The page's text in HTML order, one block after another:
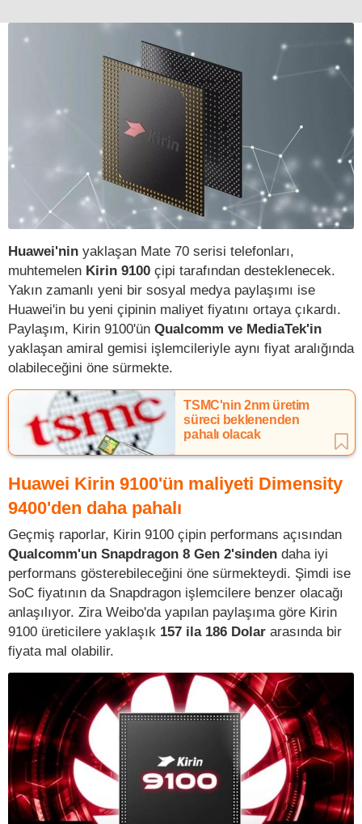
Huawei'nin yaklaşan Mate 70 serisi telefonları,
muhtemelen Kirin 9100 çipi tarafından desteklenecek.
Yakın zamanlı yeni bir sosyal medya paylaşımı ise
Huawei'in bu yeni çipinin maliyet fiyatını ortaya çıkardı.
Paylaşım, Kirin 9100'ün Qualcomm ve MediaTek'in
yaklaşan amiral gemisi işlemcileriyle aynı fiyat aralığında
olabileceğini öne sürmekte.
TSMC'nin 2nm üretim
süreci beklenenden
pahalı olacak
Huawei Kirin 9100'ün maliyeti Dimensity
9400'den daha pahalı
Geçmiş raporlar, Kirin 9100 çipin performans açısından
Qualcomm'un Snapdragon 8 Gen 2'sinden daha iyi
performans gösterebileceğini öne sürmekteydi. Şimdi ise
SoC fiyatının da Snapdragon işlemcilere benzer olacağı
anlaşılıyor. Zira Weibo'da yapılan paylaşıma göre Kirin
9100 üreticilere yaklaşık 157 ila 186 Dolar arasında bir
fiyata mal olabilir.